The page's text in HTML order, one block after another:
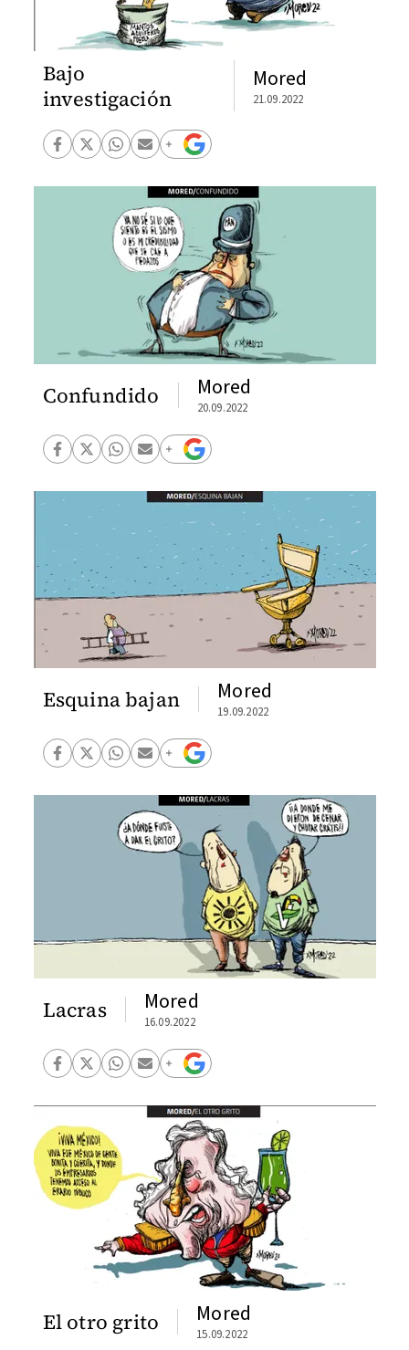
Bajo
investigación
Mored
21.09.2022
Confundido Mored
20.09.2022
Esquina bajan Mored
19.09.2022
Lacras Mored
16.09.2022
El otro grito Mored
15.09.2022